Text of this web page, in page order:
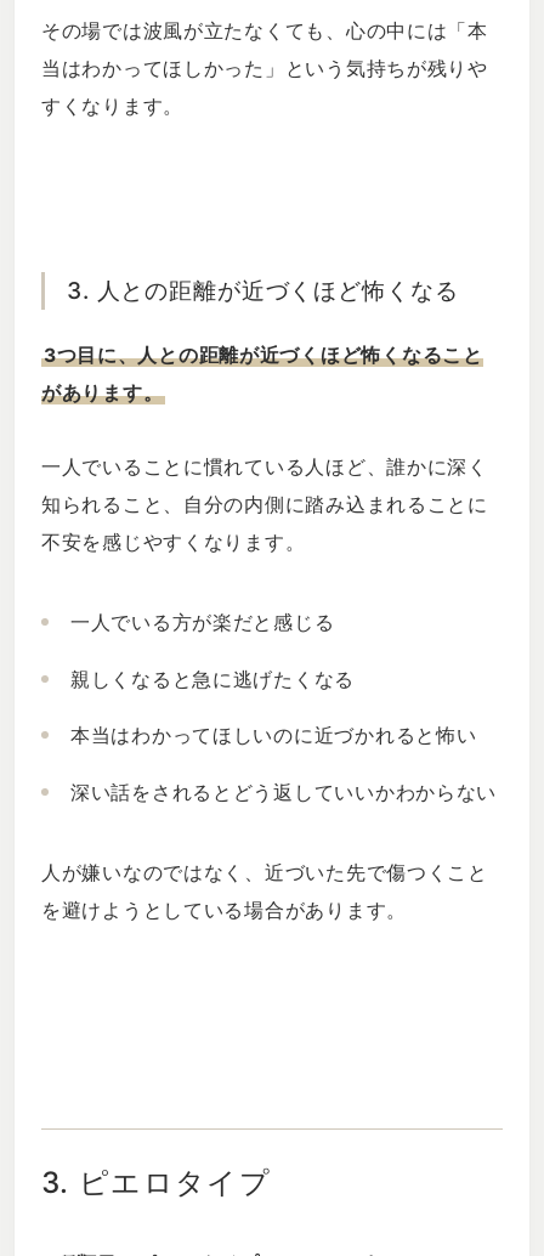
その場では波風が立たなくても、心の中には「本
当はわかってほしかった」という気持ちが残りや
すくなります。
3. 人との距離が近づくほど怖くなる
3つ目に、人との距離が近づくほど怖くなること
があります。
一人でいることに慣れている人ほど、誰かに深く
知られること、自分の内側に踏み込まれることに
不安を感じやすくなります。
一人でいる方が楽だと感じる
親しくなると急に逃げたくなる
本当はわかってほしいのに近づかれると怖い
深い話をされるとどう返していいかわからない
人が嫌いなのではなく、近づいた先で傷つくこと
を避けようとしている場合があります。
3. ピエロタイプ